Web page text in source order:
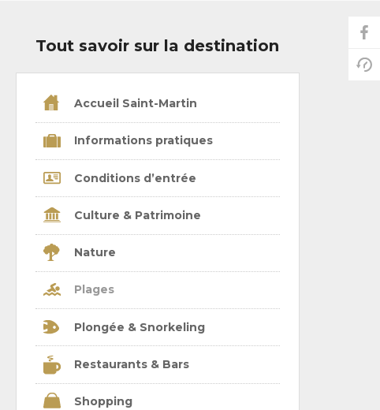
Tout savoir sur la destination
Accueil Saint-Martin
Informations pratiques
Conditions d’entrée
Culture & Patrimoine
Nature
Plages
Plongée & Snorkeling
Restaurants & Bars
Shopping